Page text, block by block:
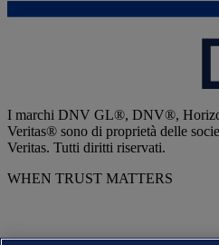
I marchi DNV GL®, DNV®,
Veritas® sono di proprietà delle
Veritas. Tutti diritti riservati.
WHEN TRUST MATTERS